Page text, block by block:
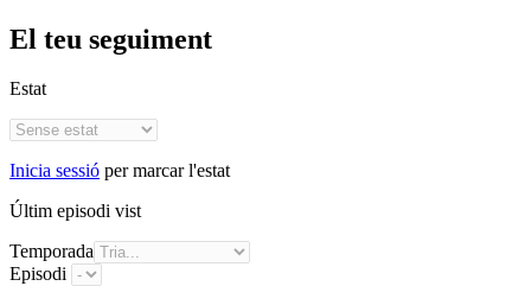
El teu seguiment
Estat
Inicia sessió per marcar l'estat
Últim episodi vist
Temporada
Episodi